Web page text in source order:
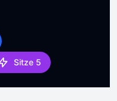
Sitze 5